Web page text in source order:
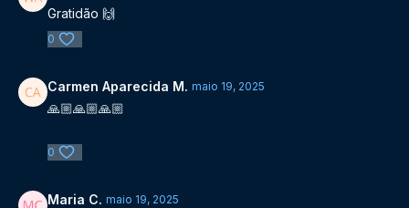
Gratidão 🙌
0
Carmen Aparecida M. maio 19, 2025
🙏🏼🙏🏼🙏🏼
0
Maria C. maio 19, 2025